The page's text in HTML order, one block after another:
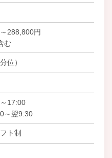
288,800円
む
位）
17:00
～翌9:30
ト制